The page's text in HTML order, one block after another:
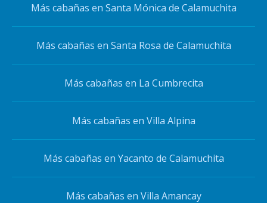
Más cabañas en Santa Mónica de Calamuchita
Más cabañas en Santa Rosa de Calamuchita
Más cabañas en La Cumbrecita
Más cabañas en Villa Alpina
Más cabañas en Yacanto de Calamuchita
Más cabañas en Villa Amancay